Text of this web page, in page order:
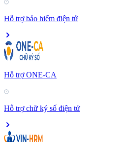
Hỗ trợ bảo hiểm điện tử
Hỗ trợ ONE-CA
Hỗ trợ chữ ký số điện tử